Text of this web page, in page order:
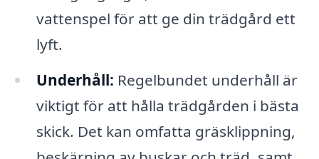
vattenspel för att ge din trädgård ett
lyft.
Underhåll: Regelbundet underhåll är
viktigt för att hålla trädgården i bästa
skick. Det kan omfatta gräsklippning,